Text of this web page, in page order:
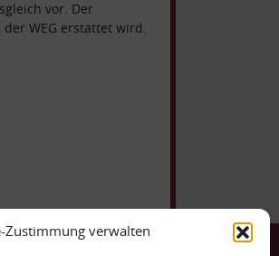
Zustimmung verwalten
vor. Der
WEG erstattet wird.